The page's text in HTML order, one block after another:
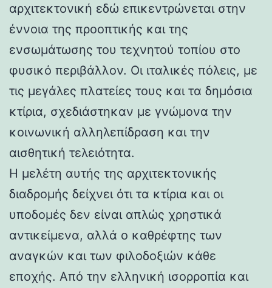
αρχιτεκτονική εδώ επικεντρώνεται στην
έννοια της προοπτικής και της
ενσωμάτωσης του τεχνητού τοπίου στο
φυσικό περιβάλλον. Οι ιταλικές πόλεις, με
τις μεγάλες πλατείες τους και τα δημόσια
κτίρια, σχεδιάστηκαν με γνώμονα την
κοινωνική αλληλεπίδραση και την
αισθητική τελειότητα.
Η μελέτη αυτής της αρχιτεκτονικής
διαδρομής δείχνει ότι τα κτίρια και οι
υποδομές δεν είναι απλώς χρηστικά
αντικείμενα, αλλά ο καθρέφτης των
αναγκών και των φιλοδοξιών κάθε
εποχής. Από την ελληνική ισορροπία και